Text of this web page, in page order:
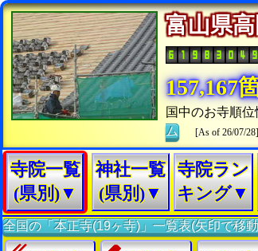
富山県
157,167
国中のお寺順
ム
[As of 26/07/28]
寺院一覧
(県別)▼
神社一覧
(県別)▼
寺院ラン
キング▼
全国の「本正寺(19ヶ寺)」一覧表(矢印で移